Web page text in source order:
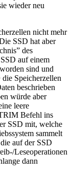
wieder neu
nicht mehr
SSD hat aber
des
auf einem
sind und
Speicherzellen
beschrieben
würde aber
leere
Befehl ins
SSD mit, welche
sammelt
auf der SSD
Leseoperationen
dann